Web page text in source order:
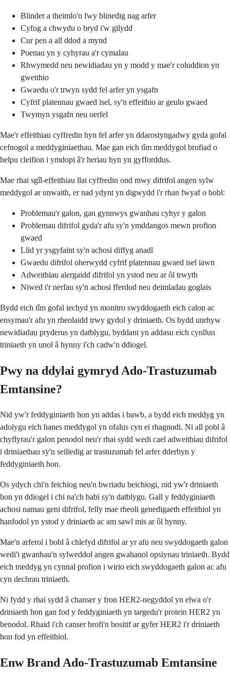
Blinder a theimlo'n fwy blinedig nag arfer
Cyfog a chwydu o bryd i'w gilydd
Cur pen a all ddod a mynd
Poenau yn y cyhyrau a'r cymalau
Rhwymedd neu newidiadau yn y modd y mae'r coluddion yn
gweithio
Gwaedu o'r trwyn sydd fel arfer yn ysgafn
Cyfrif platennau gwaed isel, sy'n effeithio ar geulo gwaed
Twymyn ysgafn neu oerfel
Mae'r effeithiau cyffredin hyn fel arfer yn ddarostyngadwy gyda gofal
cefnogol a meddyginiaethau. Mae gan eich tîm meddygol brofiad o
helpu cleifion i ymdopi â'r heriau hyn yn gyfforddus.
Mae rhai sgîl-effeithiau llai cyffredin ond mwy difrifol angen sylw
meddygol ar unwaith, er nad ydynt yn digwydd i'r rhan fwyaf o bobl:
Problemau'r galon, gan gynnwys gwanhau cyhyr y galon
Problemau difrifol gyda'r afu sy'n ymddangos mewn profion
gwaed
Llid yr ysgyfaint sy'n achosi diffyg anadl
Gwaedu difrifol oherwydd cyfrif platennau gwaed isel iawn
Adweithiau alergaidd difrifol yn ystod neu ar ôl trwyth
Niwed i'r nerfau sy'n achosi fferdod neu deimladau goglais
Bydd eich tîm gofal iechyd yn monitro swyddogaeth eich calon ac
ensymau'r afu yn rheolaidd trwy gydol y driniaeth. Os bydd unrhyw
newidiadau pryderus yn datblygu, byddant yn addasu eich cynllun
triniaeth yn unol â hynny i'ch cadw'n ddiogel.
Pwy na ddylai gymryd Ado-Trastuzumab
Emtansine?
Nid yw'r feddyginiaeth hon yn addas i bawb, a bydd eich meddyg yn
adolygu eich hanes meddygol yn ofalus cyn ei rhagnodi. Ni all pobl â
chyflyrau'r galon penodol neu'r rhai sydd wedi cael adweithiau difrifol
i driniaethau sy'n seiliedig ar trastuzumab fel arfer dderbyn y
feddyginiaeth hon.
Os ydych chi'n feichiog neu'n bwriadu beichiogi, nid yw'r driniaeth
hon yn ddiogel i chi na'ch babi sy'n datblygu. Gall y feddyginiaeth
achosi namau geni difrifol, felly mae rheoli genedigaeth effeithiol yn
hanfodol yn ystod y driniaeth ac am sawl mis ar ôl hynny.
Mae'n arferol i bobl â chlefyd difrifol ar yr afu neu swyddogaeth galon
wedi'i gwanhau'n sylweddol angen gwahanol opsiynau triniaeth. Bydd
eich meddyg yn cynnal profion i wirio eich swyddogaeth galon ac afu
cyn dechrau triniaeth.
Ni fydd y rhai sydd â chanser y fron HER2-negyddol yn elwa o'r
driniaeth hon gan fod y feddyginiaeth yn targedu'r protein HER2 yn
benodol. Rhaid i'ch canser brofi'n bositif ar gyfer HER2 i'r driniaeth
hon fod yn effeithiol.
Enw Brand Ado-Trastuzumab Emtansine